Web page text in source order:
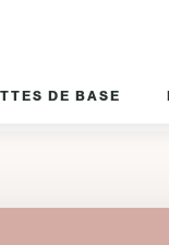
DE BASE